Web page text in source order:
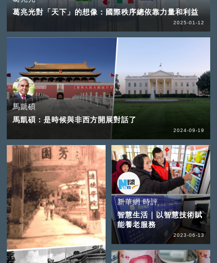
葛兆光對「天下」的想像：國際秩序總依靠力量和利益
2025-01-12
馬凱碩
馬凱碩：是時候與非西方開展對話了
2024-09-19
新華網 時評
智慧生活｜以智慧技術賦
能養老服務
2023-06-13